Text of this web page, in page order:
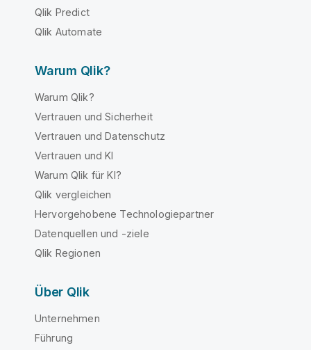
Qlik Predict
Qlik Automate
Warum Qlik?
Warum Qlik?
Vertrauen und Sicherheit
Vertrauen und Datenschutz
Vertrauen und KI
Warum Qlik für KI?
Qlik vergleichen
Hervorgehobene Technologiepartner
Datenquellen und -ziele
Qlik Regionen
Über Qlik
Unternehmen
Führung